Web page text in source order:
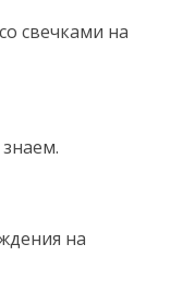
свечками на
на